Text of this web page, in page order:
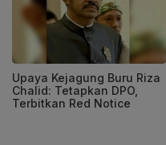
Upaya Kejagung Buru Riza
Chalid: Tetapkan DPO,
Terbitkan Red Notice